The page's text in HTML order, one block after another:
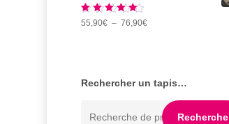
45,90€
Note 5.00
sur 5
55,90€ – 76,90€Plage
76,90€
Rechercher un tapis…
Recherche